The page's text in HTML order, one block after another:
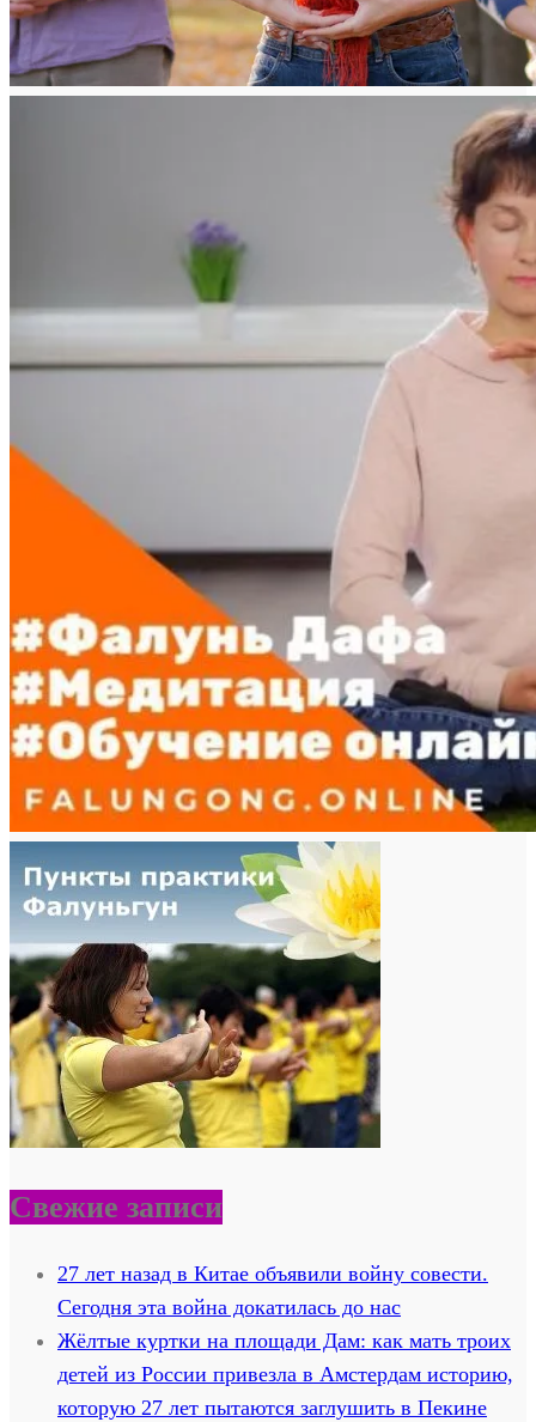
Свежие записи
27 лет назад в Китае объявили войну совести.
Сегодня эта война докатилась до нас
Жёлтые куртки на площади Дам: как мать троих
детей из России привезла в Амстердам историю,
которую 27 лет пытаются заглушить в Пекине